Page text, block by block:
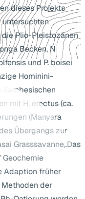
dieses Projekts
die Plio-Pleistozänen
Becken, N
und P. boisei
Hominini-
mit H. erectus (ca.
(Manyara
Übergangs zur
Grasssavanne,.Das
Adaption früher
der